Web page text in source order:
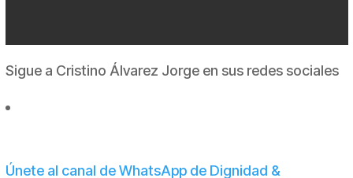
Sigue a Cristino Álvarez Jorge en sus redes sociales
Únete al canal de WhatsApp de Dignidad &